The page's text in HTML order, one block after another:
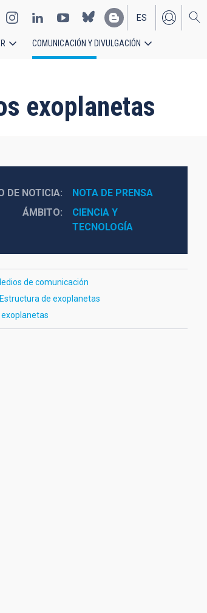
EN
ES
COMUNICACIÓN Y DIVULGACIÓN
exoplanetas
DE NOTICIA
NOTA DE PRENSA
ÁMBITO
CIENCIA Y
TECNOLOGÍA
de comunicación
Estructura de exoplanetas